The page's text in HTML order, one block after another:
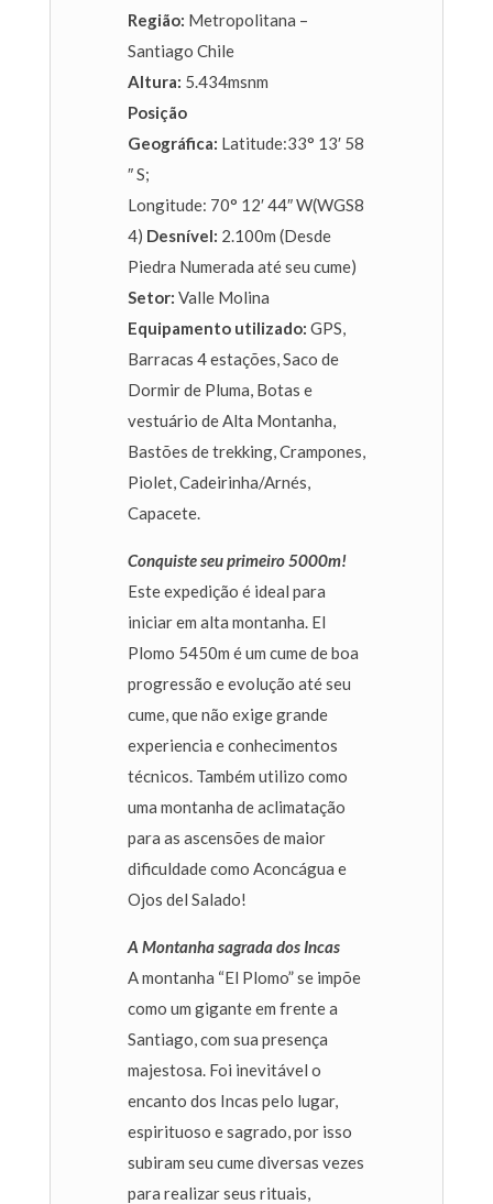
Região: Metropolitana –
Santiago Chile
Altura: 5.434msnm
Posição
Geográfica: Latitude:33° 13′ 58
″ S;
Longitude: 70° 12′ 44″ W(WGS8
4) Desnível: 2.100m (Desde
Piedra Numerada até seu cume)
Setor: Valle Molina
Equipamento utilizado: GPS,
Barracas 4 estações, Saco de
Dormir de Pluma, Botas e
vestuário de Alta Montanha,
Bastões de trekking, Crampones,
Piolet, Cadeirinha/Arnés,
Capacete.
Conquiste seu primeiro 5000m!
Este expedição é ideal para
iniciar em alta montanha. El
Plomo 5450m é um cume de boa
progressão e evolução até seu
cume, que não exige grande
experiencia e conhecimentos
técnicos. Também utilizo como
uma montanha de aclimatação
para as ascensões de maior
dificuldade como Aconcágua e
Ojos del Salado!
A Montanha sagrada dos Incas
A montanha “El Plomo” se impõe
como um gigante em frente a
Santiago, com sua presença
majestosa. Foi inevitável o
encanto dos Incas pelo lugar,
espirituoso e sagrado, por isso
subiram seu cume diversas vezes
para realizar seus rituais,